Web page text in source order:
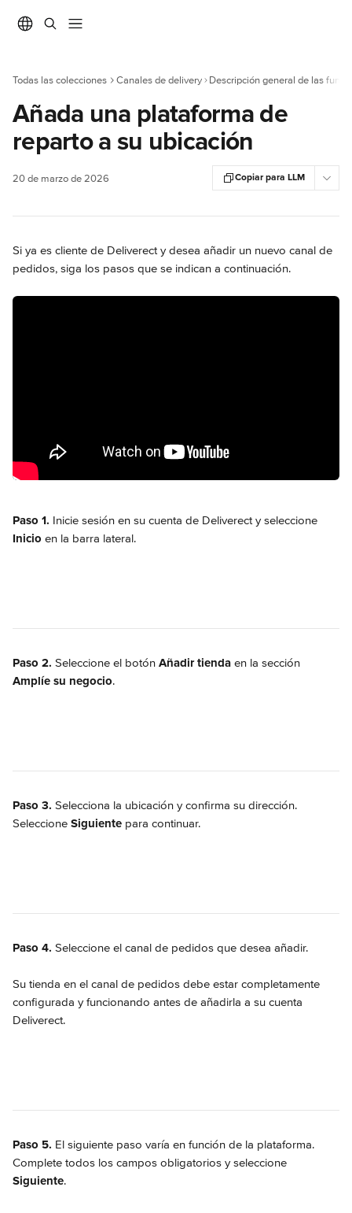
Todas las colecciones Canales de delivery
Añada una plataforma de
reparto a su ubicación
20 de marzo de 2026 Copiar para LLM
Si ya es cliente de Deliverect y desea añadir un nuevo canal de
pedidos, siga los pasos que se indican a continuación.
Paso 1. Inicie sesión en su cuenta de Deliverect y seleccione
Inicio en la barra lateral.
Paso 2. Seleccione el botón Añadir tienda en la sección
Amplíe su negocio.
Paso 3. Selecciona la ubicación y confirma su dirección.
Seleccione Siguiente para continuar.
Paso 4. Seleccione el canal de pedidos que desea añadir.
Su tienda en el canal de pedidos debe estar completamente
configurada y funcionando antes de añadirla a su cuenta
Deliverect.
Paso 5. El siguiente paso varía en función de la plataforma.
Complete todos los campos obligatorios y seleccione
Siguiente.